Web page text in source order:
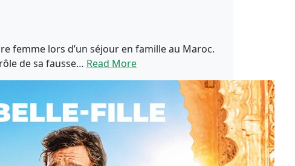
femme lors d’un séjour en famille au Maroc.
de sa fausse… Read More